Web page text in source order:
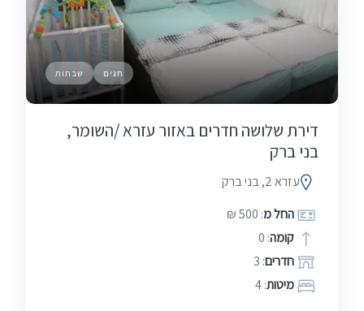
חגים שבתות
דירת שלושה חדרים באזור עזרא /השומר,
בני ברק
עזרא 2, בני ברק
החל מ: 500 ₪
קומה: 0
חדרים: 3
מיטות: 4